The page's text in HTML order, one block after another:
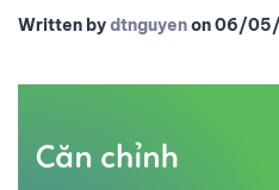
Written bydtnguyenon06/05/